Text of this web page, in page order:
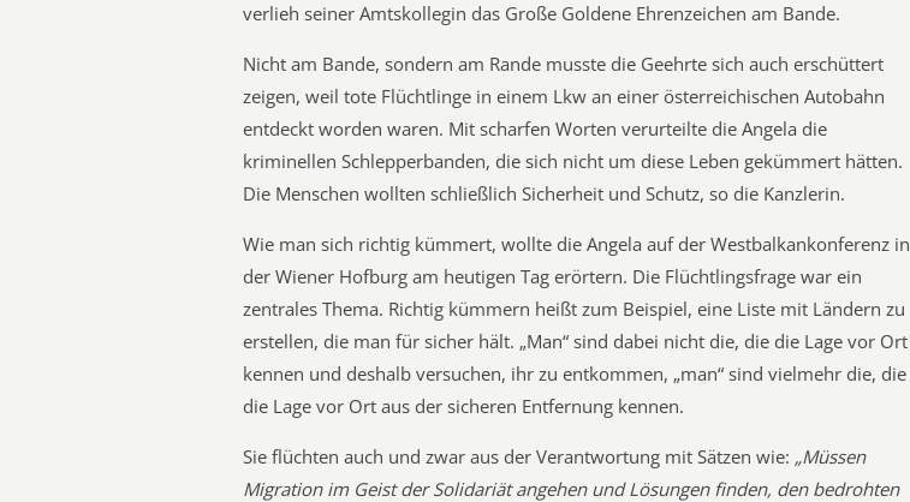
verlieh seiner Amtskollegin das Große Goldene Ehrenzeichen am Bande.
Nicht am Bande, sondern am Rande musste die Geehrte sich auch erschüttert
zeigen, weil tote Flüchtlinge in einem Lkw an einer österreichischen Autobahn
entdeckt worden waren. Mit scharfen Worten verurteilte die Angela die
kriminellen Schlepperbanden, die sich nicht um diese Leben gekümmert hätten.
Die Menschen wollten schließlich Sicherheit und Schutz, so die Kanzlerin.
Wie man sich richtig kümmert, wollte die Angela auf der Westbalkankonferenz in
der Wiener Hofburg am heutigen Tag erörtern. Die Flüchtlingsfrage war ein
zentrales Thema. Richtig kümmern heißt zum Beispiel, eine Liste mit Ländern zu
erstellen, die man für sicher hält. „Man“ sind dabei nicht die, die die Lage vor Ort
kennen und deshalb versuchen, ihr zu entkommen, „man“ sind vielmehr die, die
die Lage vor Ort aus der sicheren Entfernung kennen.
Sie flüchten auch und zwar aus der Verantwortung mit Sätzen wie: „Müssen
Migration im Geist der Solidariät angehen und Lösungen finden, den bedrohten